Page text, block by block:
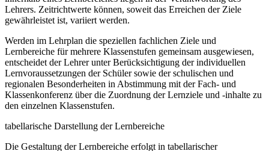
Lehrers. Zeitrichtwerte können, soweit das Erreichen der Ziele
gewährleistet ist, variiert werden.
Werden im Lehrplan die speziellen fachlichen Ziele und
Lernbereiche für mehrere Klassenstufen gemeinsam ausgewiesen,
entscheidet der Lehrer unter Berücksichtigung der individuellen
Lernvoraussetzungen der Schüler sowie der schulischen und
regionalen Besonderheiten in Abstimmung mit der Fach- und
Klassenkonferenz über die Zuordnung der Lernziele und -inhalte zu
den einzelnen Klassenstufen.
tabellarische Darstellung der Lernbereiche
Die Gestaltung der Lernbereiche erfolgt in tabellarischer